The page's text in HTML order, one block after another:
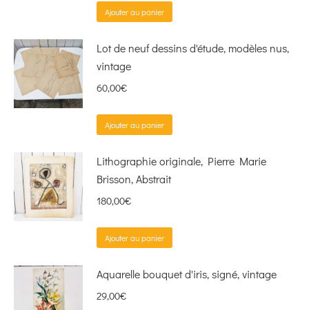
Ajouter au panier
Lot de neuf dessins d'étude, modèles nus,
vintage
60,00€
Ajouter au panier
Lithographie originale, Pierre Marie
Brisson, Abstrait
180,00€
Ajouter au panier
Aquarelle bouquet d'iris, signé, vintage
29,00€